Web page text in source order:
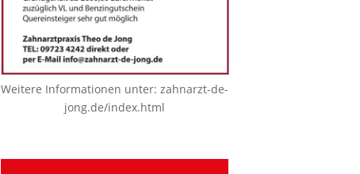
Weitere Informationen unter:zahnarzt-de-
jong.de/index.html